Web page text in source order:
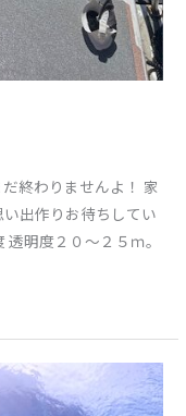
終わりませんよ！ 家
出作りお待ちしてい
明度２０～２５ｍ。